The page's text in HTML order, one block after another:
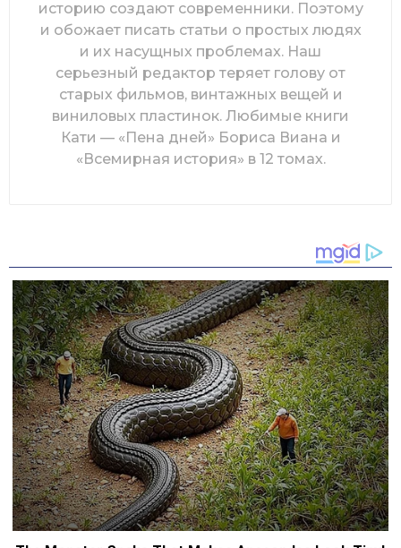
историю создают современники. Поэтому
и обожает писать статьи о простых людях
и их насущных проблемах. Наш
серьезный редактор теряет голову от
старых фильмов, винтажных вещей и
виниловых пластинок. Любимые книги
Кати — «Пена дней» Бориса Виана и
«Всемирная история» в 12 томах.